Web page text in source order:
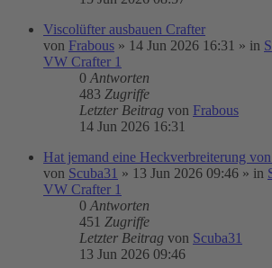
Viscolüfter ausbauen Crafter
von Frabous » 14 Jun 2026 16:31 » in
VW Crafter 1
0 Antworten
483 Zugriffe
Letzter Beitrag von Frabous
14 Jun 2026 16:31
Hat jemand eine Heckverbreiterung
von Scuba31 » 13 Jun 2026 09:46 » in
VW Crafter 1
0 Antworten
451 Zugriffe
Letzter Beitrag von Scuba31
13 Jun 2026 09:46